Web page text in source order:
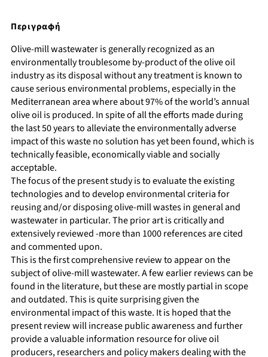
Περιγραφή
Olive-mill wastewater is generally recognized as an
environmentally troublesome by-product of the olive oil
industry as its disposal without any treatment is known to
cause serious environmental problems, especially in the
Mediterranean area where about 97% of the world’s annual
olive oil is produced. In spite of all the efforts made during
the last 50 years to alleviate the environmentally adverse
impact of this waste no solution has yet been found, which is
technically feasible, economically viable and socially
acceptable.
The focus of the present study is to evaluate the existing
technologies and to develop environmental criteria for
reusing and/or disposing olive-mill wastes in general and
wastewater in particular. The prior art is critically and
extensively reviewed -more than 1000 references are cited
and commented upon.
This is the first comprehensive review to appear on the
subject of olive-mill wastewater. A few earlier reviews can be
found in the literature, but these are mostly partial in scope
and outdated. This is quite surprising given the
environmental impact of this waste. It is hoped that the
present review will increase public awareness and further
provide a valuable information resource for olive oil
producers, researchers and policy makers dealing with the